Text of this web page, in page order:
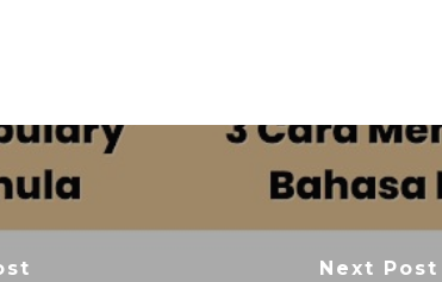
Next Post